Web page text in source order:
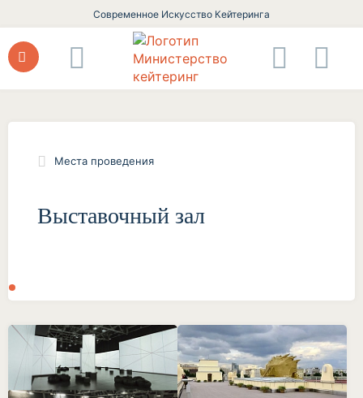
Современное Искусство Кейтеринга
Места проведения
Выставочный зал